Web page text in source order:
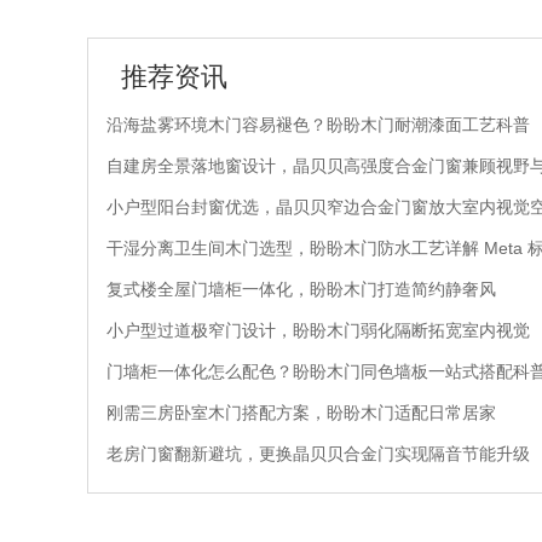
推荐资讯
沿海盐雾环境木门容易褪色？盼盼木门耐潮漆面工艺科普
自建房全景落地窗设计，晶贝贝高强度合金门窗兼顾视野
小户型阳台封窗优选，晶贝贝窄边合金门窗放大室内视觉
干湿分离卫生间木门选型，盼盼木门防水工艺详解 Meta
复式楼全屋门墙柜一体化，盼盼木门打造简约静奢风
小户型过道极窄门设计，盼盼木门弱化隔断拓宽室内视觉
门墙柜一体化怎么配色？盼盼木门同色墙板一站式搭配科
刚需三房卧室木门搭配方案，盼盼木门适配日常居家
老房门窗翻新避坑，更换晶贝贝合金门实现隔音节能升级